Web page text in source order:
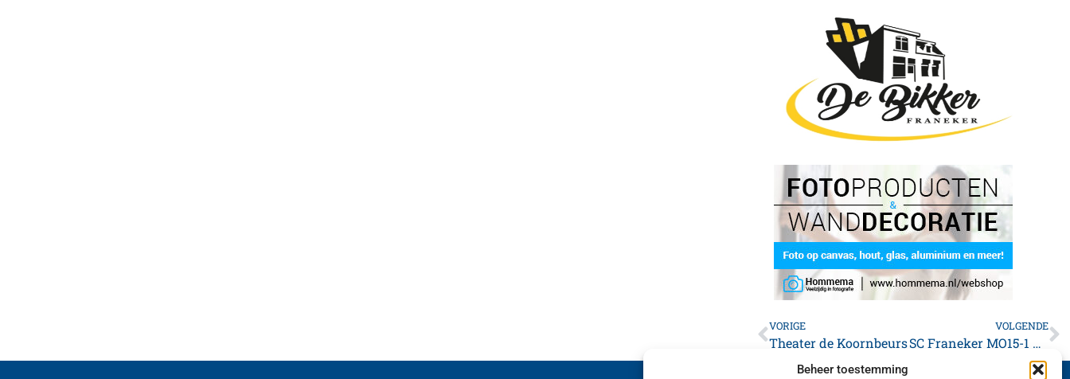
Beheer toestemming
VORIGE
Theater de Koornbeurs
VOLGENDE
SC Franeker MO15-1 kampioen van de 1e klasse